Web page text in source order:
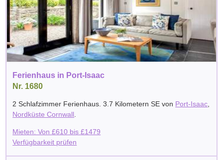
Ferienhaus in Port-Isaac
Nr. 1680
2 Schlafzimmer Ferienhaus. 3.7 Kilometern SE von Port-Isaac
Nordküste Cornwall
Mieten: Von£610 bis£1479
Verfügbarkeit prüfen